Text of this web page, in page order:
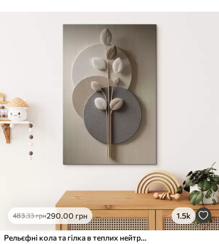
Яскраві, насичені кольори
Стійкість до вицвітання
Безпечне чорнило без запаху
Поверхня з текстурою полотна
Екологічний матеріал
Преміум
Від363
Яскраві, насичені кольори
Стійкість до вицвітання
Безпечне чорнило без запаху
Поверхня з текстурою полотна
Еко-Преміум
.00грн
✓Яскраві, насичені кольори
483.33грн290.00 грн 1.5k
Рельєфні кола та гілка в теплих нейтральних тонах